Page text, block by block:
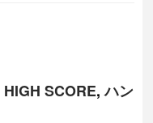
HIGH SCORE,ハン